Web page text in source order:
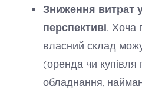
Зниження витрат
перспективі. Хоча
власний склад
(оренда чи купівля
обладнання,